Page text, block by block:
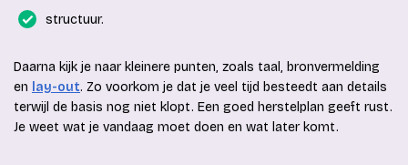
structuur.
Daarna kijk je naar kleinere punten, zoals taal, bronvermelding
en lay-out. Zo voorkom je dat je veel tijd besteedt aan details
terwijl de basis nog niet klopt. Een goed herstelplan geeft rust.
Je weet wat je vandaag moet doen en wat later komt.